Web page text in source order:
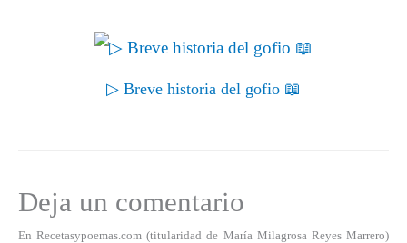
▷ Breve historia del gofio 📖
Deja un comentario
En Recetasypoemas.com (titularidad de María Milagrosa Reyes Marrero)